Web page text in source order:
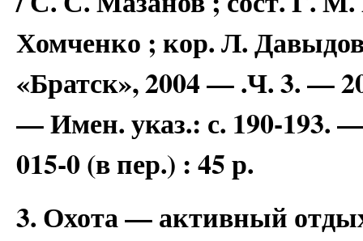
Хомченко ; кор. Л.
«Братск», 2004 — .Ч. 3. —
— Имен. указ.: с. 190-193.
015-0 (в пер.) : 45 р.
3. Охота — активный